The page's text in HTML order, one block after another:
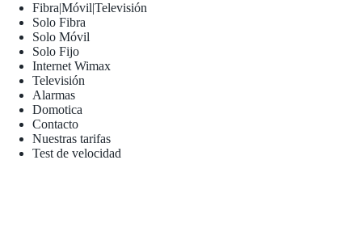
Fibra|Móvil|Televisión
Solo Fibra
Solo Móvil
Solo Fijo
Internet Wimax
Televisión
Alarmas
Domotica
Contacto
Nuestras tarifas
Test de velocidad